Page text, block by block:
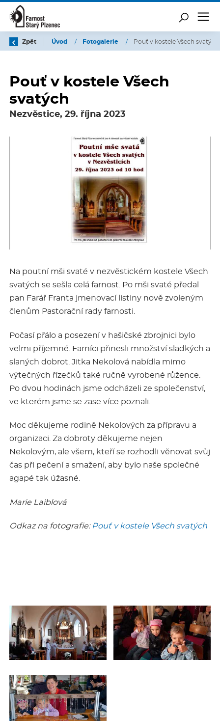
Zpět Úvod / Fotogalerie / Pouť v kostele Všech svatých
Pouť v kostele Všech
svatých
Nezvěstice, 29. října 2023
Na poutní mši svaté v nezvěstickém kostele Všech
svatých se sešla celá farnost. Po mši svaté předal
pan Farář Franta jmenovací listiny nově zvoleným
členům Pastorační rady farnosti.
Počasí přálo a posezení v hašičské zbrojnici bylo
velmi příjemné. Farníci přinesli množství sladkých a
slaných dobrot. Jitka Nekolová nabídla mimo
výtečných řízečků také ručně vyrobené růžence.
Po dvou hodinách jsme odcházeli ze společenství,
ve kterém jsme se zase více poznali.
Moc děkujeme rodině Nekolových za přípravu a
organizaci. Za dobroty děkujeme nejen
Nekolovým, ale všem, kteří se rozhodli věnovat svůj
čas při pečení a smažení, aby bylo naše společné
agapé tak úžasné.
Marie Laiblová
Odkaz na fotografie: Pouť v kostele Všech svatých